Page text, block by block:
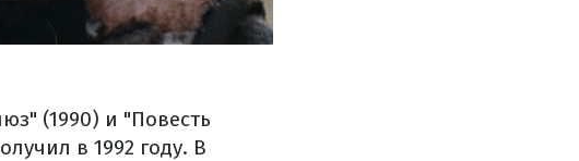
(1990) и "Повесть
в 1992 году. В